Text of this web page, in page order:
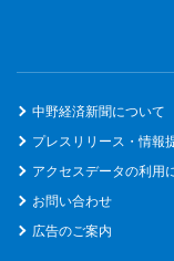
中野経済新聞について
プレスリリース・情報
アクセスデータの利用
お問い合わせ
広告のご案内